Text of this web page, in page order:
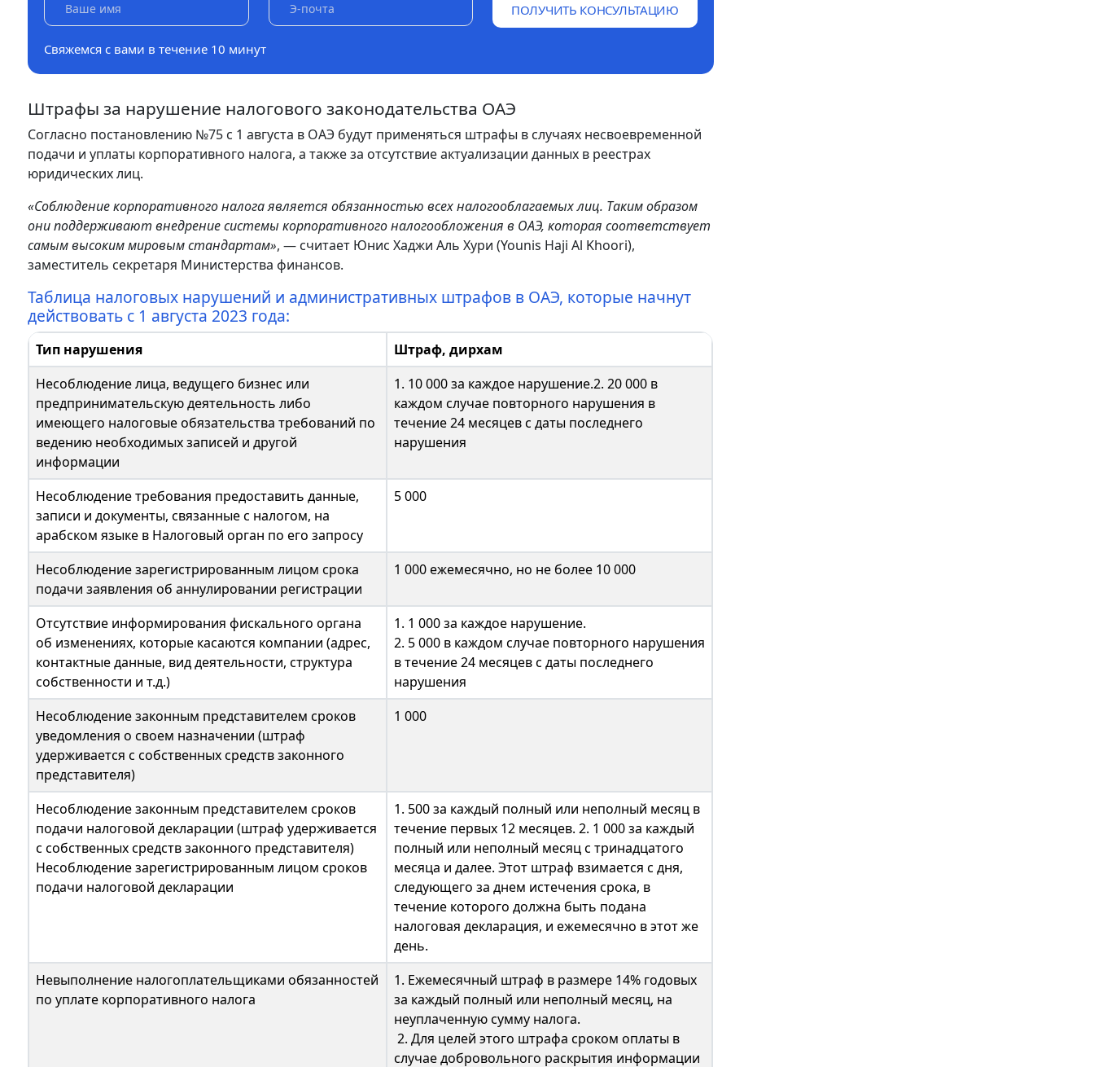
ПОЛУЧИТЬ КОНСУЛЬТАЦИЮ
Свяжемся с вами в течение 10 минут
Штрафы за нарушение налогового законодательства ОАЭ
Согласно постановлению №75 с 1 августа в ОАЭ будут применяться штрафы в случаях несвоевременной
подачи и уплаты корпоративного налога, а также за отсутствие актуализации данных в реестрах
юридических лиц.
«Соблюдение корпоративного налога является обязанностью всех налогооблагаемых лиц. Таким образом
они поддерживают внедрение системы корпоративного налогообложения в ОАЭ, которая соответствует
самым высоким мировым стандартам», — считает Юнис Хаджи Аль Хури (Younis Haji Al Khoori),
заместитель секретаря Министерства финансов.
Таблица налоговых нарушений и административных штрафов в ОАЭ, которые начнут
действовать с 1 августа 2023 года:
Тип нарушения
Штраф, дирхам
Несоблюдение лица, ведущего бизнес или
предпринимательскую деятельность либо
имеющего налоговые обязательства требований по
ведению необходимых записей и другой
информации
1. 10 000 за каждое нарушение.2. 20 000 в
каждом случае повторного нарушения в
течение 24 месяцев с даты последнего
нарушения
Несоблюдение требования предоставить данные,
записи и документы, связанные с налогом, на
арабском языке в Налоговый орган по его запросу
5 000
Несоблюдение зарегистрированным лицом срока
подачи заявления об аннулировании регистрации
1 000 ежемесячно, но не более 10 000
Отсутствие информирования фискального органа
об изменениях, которые касаются компании (адрес,
контактные данные, вид деятельности, структура
собственности и т.д.)
1. 1 000 за каждое нарушение.
2. 5 000 в каждом случае повторного нарушения
в течение 24 месяцев с даты последнего
нарушения
Несоблюдение законным представителем сроков
уведомления о своем назначении (штраф
удерживается с собственных средств законного
представителя)
1 000
Несоблюдение законным представителем сроков
подачи налоговой декларации (штраф удерживается
с собственных средств законного представителя)
Несоблюдение зарегистрированным лицом сроков
подачи налоговой декларации
1. 500 за каждый полный или неполный месяц в
течение первых 12 месяцев. 2. 1 000 за каждый
полный или неполный месяц с тринадцатого
месяца и далее. Этот штраф взимается с дня,
следующего за днем истечения срока, в
течение которого должна быть подана
налоговая декларация, и ежемесячно в этот же
день.
Невыполнение налогоплательщиками обязанностей
по уплате корпоративного налога
1. Ежемесячный штраф в размере 14% годовых
за каждый полный или неполный месяц, на
неуплаченную сумму налога.
2. Для целей этого штрафа сроком оплаты в
случае добровольного раскрытия информации